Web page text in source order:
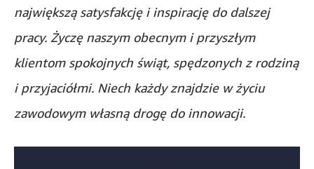
największą satysfakcję i inspirację do dalszej
pracy. Życzę naszym obecnym i przyszłym
klientom spokojnych świąt, spędzonych z rodziną
i przyjaciółmi. Niech każdy znajdzie w życiu
zawodowym własną drogę do innowacji.